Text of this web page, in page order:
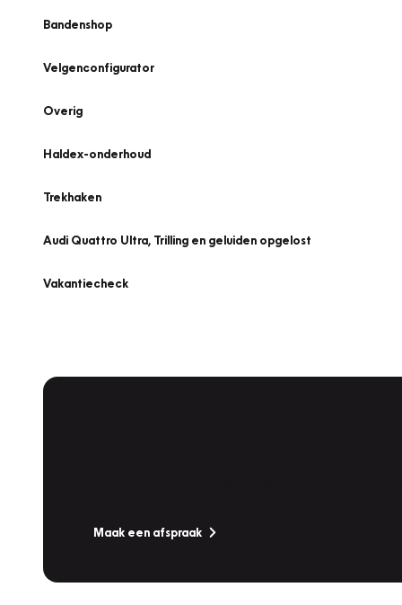
Bandenshop
Velgenconfigurator
Overig
Haldex-onderhoud
Trekhaken
Audi Quattro Ultra, Trilling en geluiden opgelost
Vakantiecheck
Maak een afspraak